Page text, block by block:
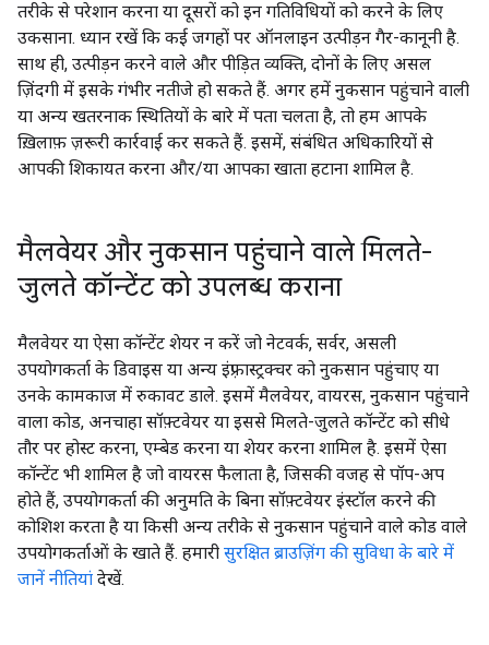
तरीके से परेशान करना या दूसरों को इन गतिविधियों को करने के लिए
उकसाना. ध्यान रखें कि कई जगहों पर ऑनलाइन उत्पीड़न गैर-कानूनी है.
साथ ही, उत्पीड़न करने वाले और पीड़ित व्यक्ति, दोनों के लिए असल
ज़िंदगी में इसके गंभीर नतीजे हो सकते हैं. अगर हमें नुकसान पहुंचाने वाली
या अन्य खतरनाक स्थितियों के बारे में पता चलता है, तो हम आपके
ख़िलाफ़ ज़रूरी कार्रवाई कर सकते हैं. इसमें, संबंधित अधिकारियों से
आपकी शिकायत करना और/या आपका खाता हटाना शामिल है.
मैलवेयर और नुकसान पहुंचाने वाले मिलते-
जुलते कॉन्टेंट को उपलब्ध कराना
मैलवेयर या ऐसा कॉन्टेंट शेयर न करें जो नेटवर्क, सर्वर, असली
उपयोगकर्ता के डिवाइस या अन्य इंफ़्रास्ट्रक्चर को नुकसान पहुंचाए या
उनके कामकाज में रुकावट डाले. इसमें मैलवेयर, वायरस, नुकसान पहुंचाने
वाला कोड, अनचाहा सॉफ़्टवेयर या इससे मिलते-जुलते कॉन्टेंट को सीधे
तौर पर होस्ट करना, एम्बेड करना या शेयर करना शामिल है. इसमें ऐसा
कॉन्टेंट भी शामिल है जो वायरस फैलाता है, जिसकी वजह से पॉप-अप
होते हैं, उपयोगकर्ता की अनुमति के बिना सॉफ़्टवेयर इंस्टॉल करने की
कोशिश करता है या किसी अन्य तरीके से नुकसान पहुंचाने वाले कोड वाले
उपयोगकर्ताओं के खाते हैं. हमारी सुरक्षित ब्राउज़िंग की सुविधा के बारे में
जानें नीतियां देखें.